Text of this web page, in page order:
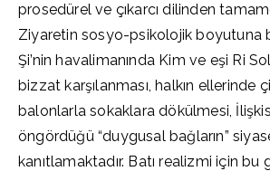
prosedürel ve çıkarcı dilinden
Ziyaretin sosyo-psikolojik boyutuna
Şi’nin havalimanında Kim ve eşi Ri
bizzat karşılanması, halkın ellerinde
balonlarla sokaklara dökülmesi,
öngördüğü “duygusal bağların”
kanıtlamaktadır. Batı realizmi için bu